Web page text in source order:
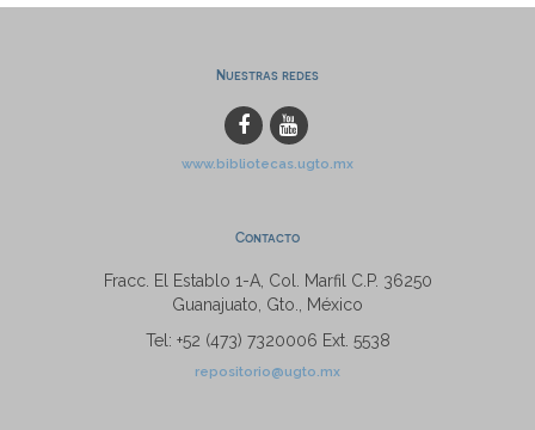
Nuestras redes
www.bibliotecas.ugto.mx
Contacto
Fracc. El Establo 1-A, Col. Marfil C.P. 36250
Guanajuato, Gto., México
Tel: +52 (473) 7320006 Ext. 5538
repositorio@ugto.mx